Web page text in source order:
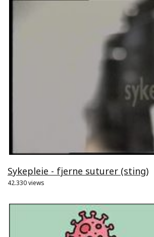
Sykepleie - fjerne suturer (sting)
42.330 views